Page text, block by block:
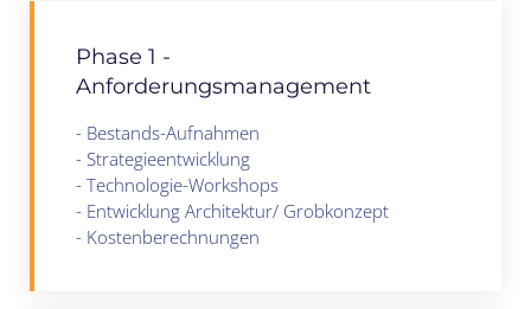
Phase 1 -
Anforderungsmanagement
- Bestands-Aufnahmen
- Strategieentwicklung
- Technologie-Workshops
- Entwicklung Architektur/ Grobkonzept
- Kostenberechnungen